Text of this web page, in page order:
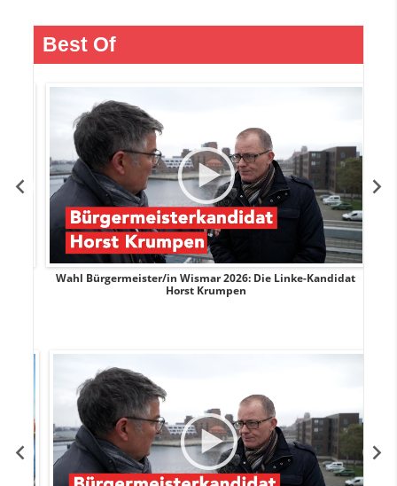
Best Of
Wahl Bürgermeister/in Wismar 2026: Die Linke-Kandidat
Horst Krumpen